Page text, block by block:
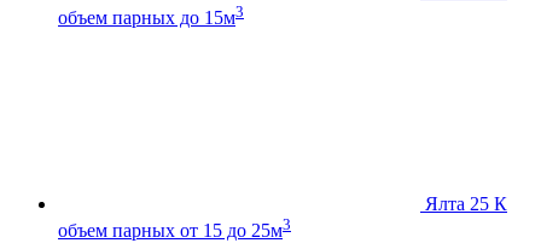
объем парных до 15м3
Ялта 25 К
объем парных от 15 до 25м3